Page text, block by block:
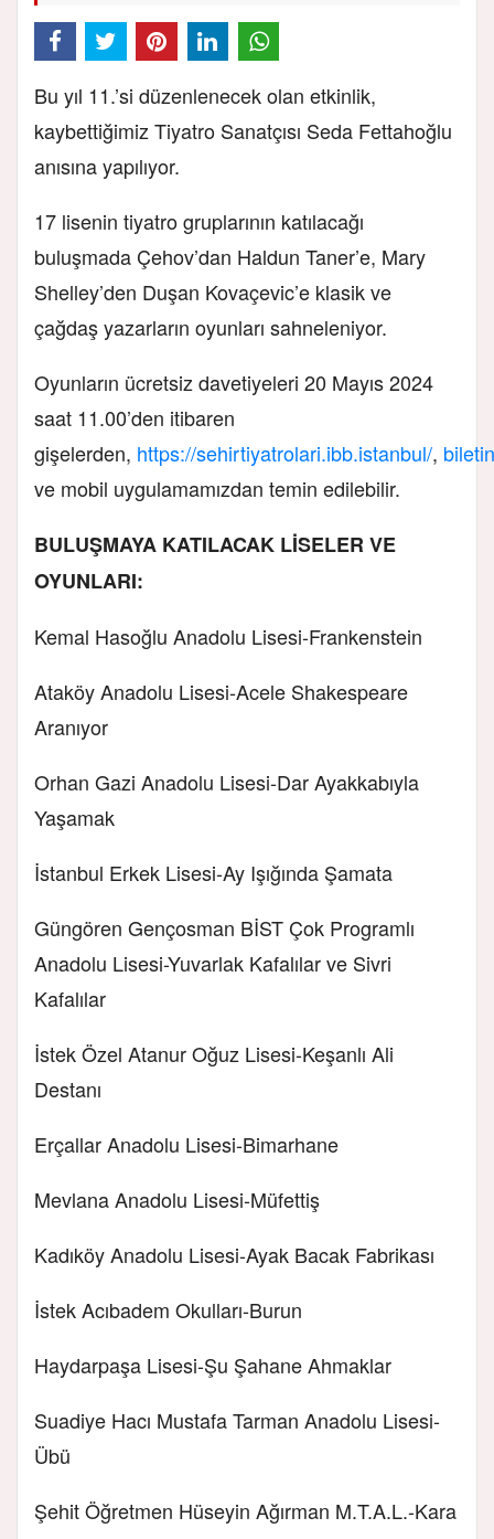
Bu yıl 11.’si düzenlenecek olan etkinlik,
kaybettiğimiz Tiyatro Sanatçısı Seda Fettahoğlu
anısına yapılıyor.
17 lisenin tiyatro gruplarının katılacağı
buluşmada Çehov’dan Haldun Taner’e, Mary
Shelley’den Duşan Kovaçevic’e klasik ve
çağdaş yazarların oyunları sahneleniyor.
Oyunların ücretsiz davetiyeleri 20 Mayıs 2024
saat 11.00’den itibaren
gişelerden, https://sehirtiyatrolari.ibb.istanbul/,
ve mobil uygulamamızdan temin edilebilir.
BULUŞMAYA KATILACAK LİSELER VE
OYUNLARI:
Kemal Hasoğlu Anadolu Lisesi-Frankenstein
Ataköy Anadolu Lisesi-Acele Shakespeare
Aranıyor
Orhan Gazi Anadolu Lisesi-Dar Ayakkabıyla
Yaşamak
İstanbul Erkek Lisesi-Ay Işığında Şamata
Güngören Gençosman BİST Çok Programlı
Anadolu Lisesi-Yuvarlak Kafalılar ve Sivri
Kafalılar
İstek Özel Atanur Oğuz Lisesi-Keşanlı Ali
Destanı
Erçallar Anadolu Lisesi-Bimarhane
Mevlana Anadolu Lisesi-Müfettiş
Kadıköy Anadolu Lisesi-Ayak Bacak Fabrikası
İstek Acıbadem Okulları-Burun
Haydarpaşa Lisesi-Şu Şahane Ahmaklar
Suadiye Hacı Mustafa Tarman Anadolu Lisesi-
Übü
Şehit Öğretmen Hüseyin Ağırman M.T.A.L.-Kara